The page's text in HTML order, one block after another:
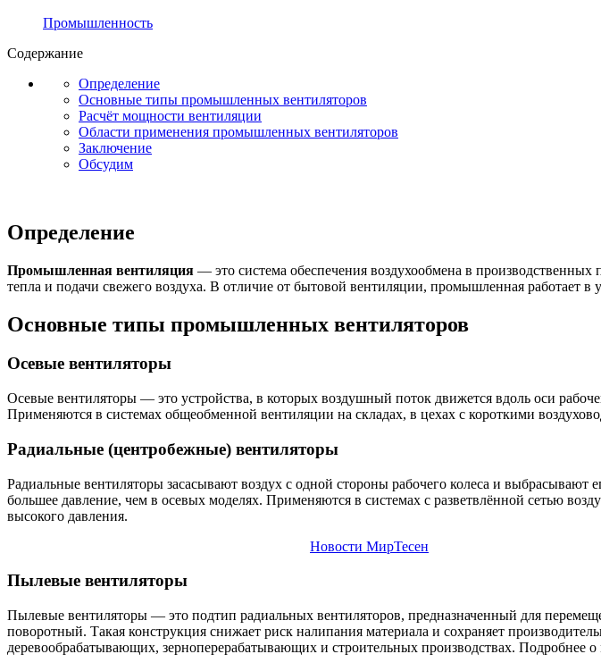
Промышленность
Содержание
Определение
Основные типы промышленных вентиляторов
Расчёт мощности вентиляции
Области применения промышленных вентиляторов
Заключение
Обсудим
Определение
Промышленная вентиляция — это система обеспечения воздухообмена в производственных
тепла и подачи свежего воздуха. В отличие от бытовой вентиляции, промышленная работает
Основные типы промышленных вентиляторов
Осевые вентиляторы
Осевые вентиляторы — это устройства, в которых воздушный поток движется вдоль оси
Применяются в системах общеобменной вентиляции на складах, в цехах с короткими
Радиальные (центробежные) вентиляторы
Радиальные вентиляторы засасывают воздух с одной стороны рабочего колеса и выбрасывают
большее давление, чем в осевых моделях. Применяются в системах с разветвлённой сетью
высокого давления.
Новости МирТесен
Пылевые вентиляторы
Пылевые вентиляторы — это подтип радиальных вентиляторов, предназначенный для
поворотный. Такая конструкция снижает риск налипания материала и сохраняет
деревообрабатывающих, зерноперерабатывающих и строительных производствах. Подробнее